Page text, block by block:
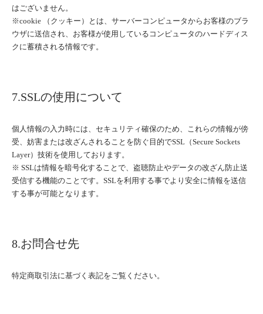
はございません。
※cookie （クッキー）とは、サーバーコンピュータからお客様のブラ
ウザに送信され、お客様が使用しているコンピュータのハードディス
クに蓄積される情報です。
7.SSLの使用について
個人情報の入力時には、セキュリティ確保のため、これらの情報が傍
受、妨害または改ざんされることを防ぐ目的でSSL（Secure Sockets
Layer）技術を使用しております。
※ SSLは情報を暗号化することで、盗聴防止やデータの改ざん防止送
受信する機能のことです。SSLを利用する事でより安全に情報を送信
する事が可能となります。
8.お問合せ先
特定商取引法に基づく表記をご覧ください。